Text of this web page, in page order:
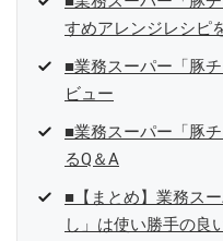
すめアレンジレシピ
■業務スーパー「豚
ビュー
■業務スーパー「豚
るQ＆A
■【まとめ】業務ス
し」は使い勝手の良